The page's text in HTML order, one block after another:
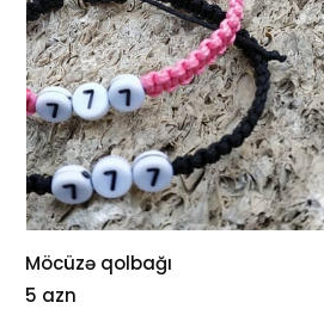
Möcüzə qolbağı
5 azn